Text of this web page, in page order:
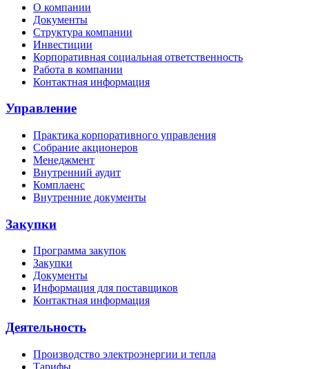
О компании
Документы
Структура компании
Инвестиции
Корпоративная социальная ответственность
Работа в компании
Контактная информация
Управление
Практика корпоративного управления
Собрание акционеров
Менеджмент
Внутренний аудит
Комплаенс
Внутренние документы
Закупки
Программа закупок
Закупки
Документы
Информация для поставщиков
Контактная информация
Деятельность
Производство электроэнергии и тепла
Тарифы